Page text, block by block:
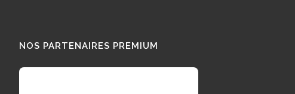
NOS PARTENAIRES PREMIUM